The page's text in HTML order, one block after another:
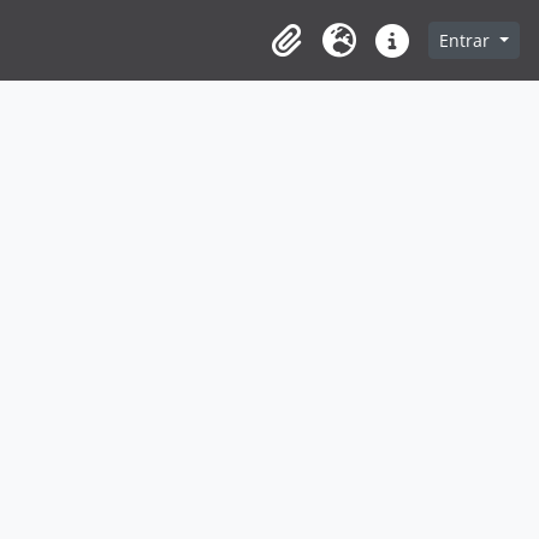
Clipboard
Idioma Ligações rápidas
Entrar